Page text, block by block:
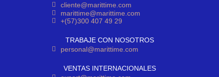
cliente@marittime.com
marittime@marittime.com
+(57)300 407 49 29
TRABAJE CON NOSOTROS
personal@marittime.com
VENTAS INTERNACIONALES